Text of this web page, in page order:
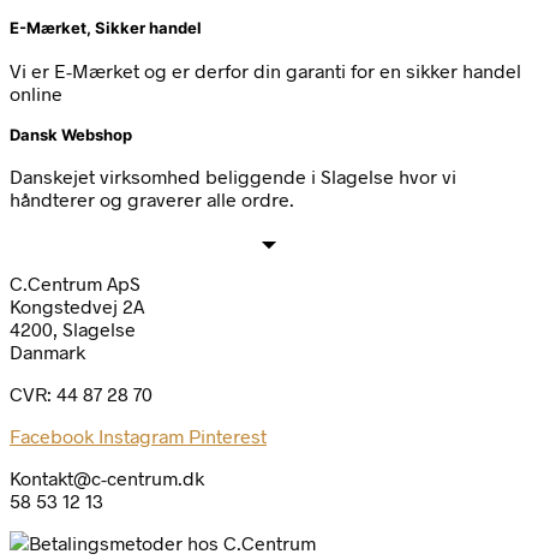
E-Mærket, Sikker handel
Vi er E-Mærket og er derfor din garanti for en sikker handel
online
Dansk Webshop
Danskejet virksomhed beliggende i Slagelse hvor vi
håndterer og graverer alle ordre.
C.Centrum ApS
Kongstedvej 2A
4200, Slagelse
Danmark
CVR: 44 87 28 70
Facebook Instagram Pinterest
Kontakt@c-centrum.dk
58 53 12 13